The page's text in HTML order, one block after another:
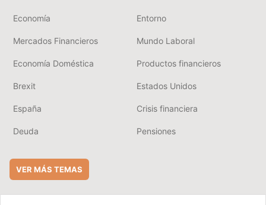
Economía Entorno
Mercados Financieros Mundo Laboral
Economía Doméstica Productos financieros
Brexit Estados Unidos
España Crisis financiera
Deuda Pensiones
VER MÁS TEMAS